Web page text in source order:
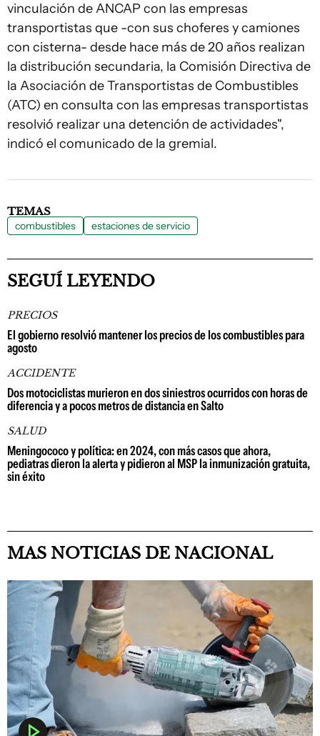
vinculación de ANCAP con las empresas
transportistas que -con sus choferes y camiones
con cisterna- desde hace más de 20 años realizan
la distribución secundaria, la Comisión Directiva de
la Asociación de Transportistas de Combustibles
(ATC) en consulta con las empresas transportistas
resolvió realizar una detención de actividades",
indicó el comunicado de la gremial.
TEMAS
combustibles estaciones de servicio
SEGUÍ LEYENDO
PRECIOS
El gobierno resolvió mantener los precios de los combustibles para
agosto
ACCIDENTE
Dos motociclistas murieron en dos siniestros ocurridos con horas de
diferencia y a pocos metros de distancia en Salto
SALUD
Meningococo y política: en 2024, con más casos que ahora,
pediatras dieron la alerta y pidieron al MSP la inmunización gratuita,
sin éxito
MAS NOTICIAS DE NACIONAL